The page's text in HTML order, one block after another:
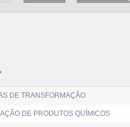
DE TRANSFORMAÇÃO
DE PRODUTOS QUÍMICOS